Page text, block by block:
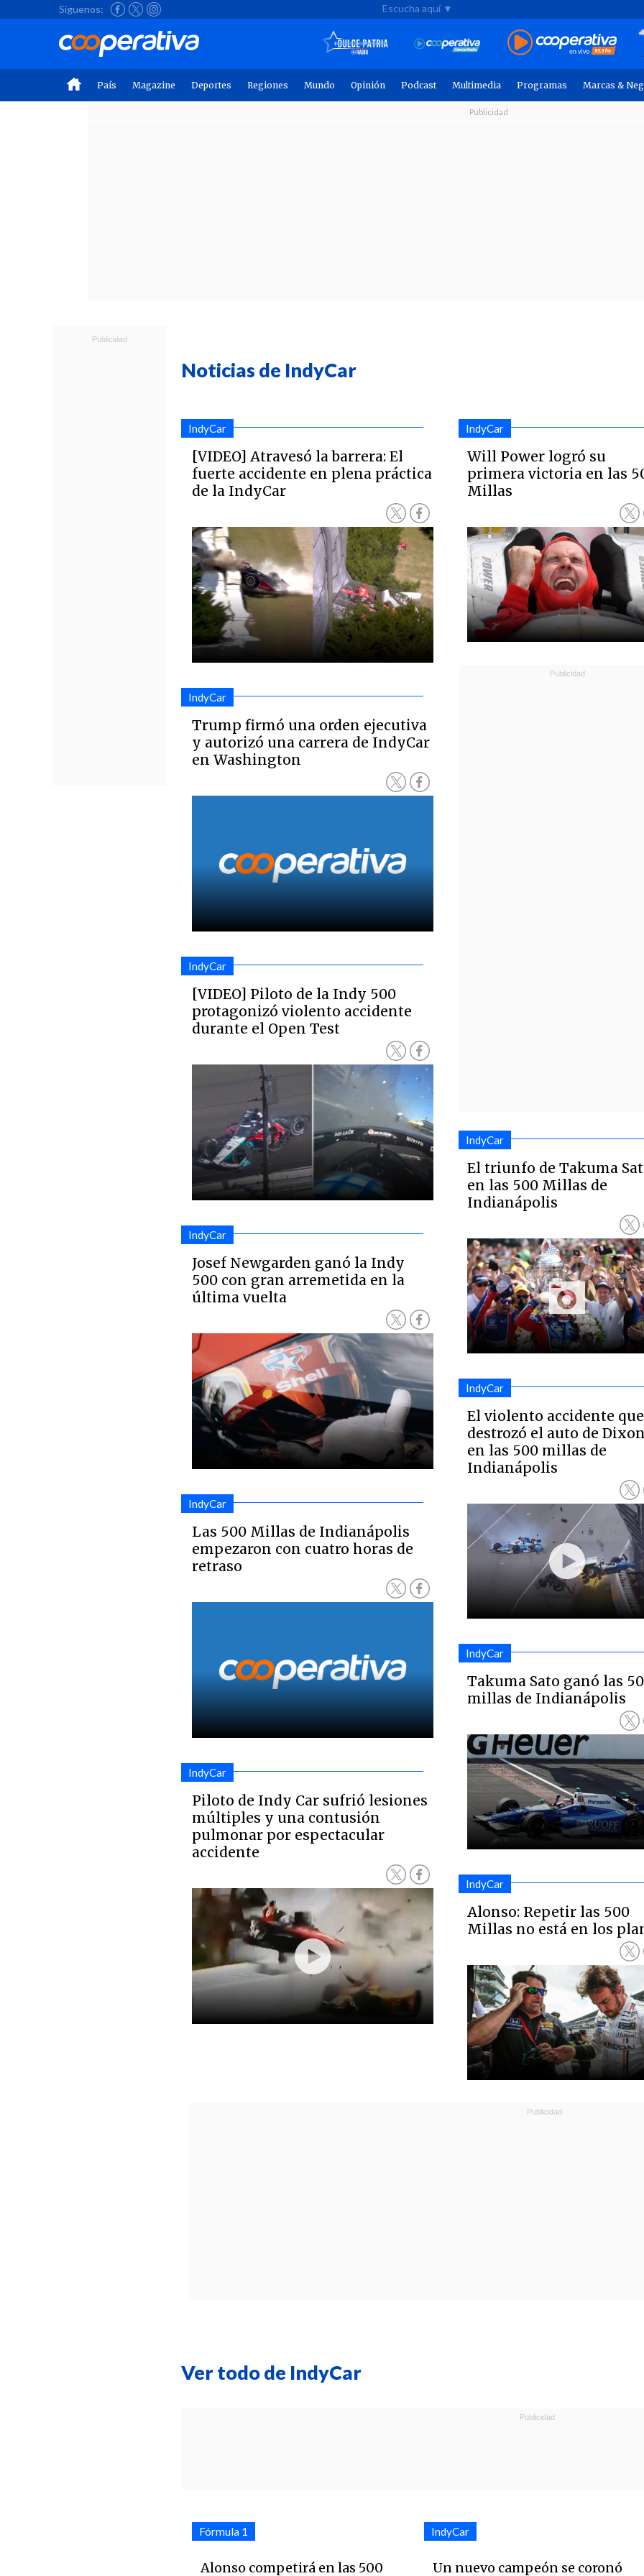
Síguenos: Escucha aquí ▼
País Magazine Deportes Regiones Mundo Opinión Podcast Multimedia Programas Marcas &
Noticias de IndyCar
IndyCar
[VIDEO] Atravesó la barrera: El
fuerte accidente en plena práctica
de la IndyCar
IndyCar
Trump firmó una orden ejecutiva
y autorizó una carrera de IndyCar
en Washington
IndyCar
[VIDEO] Piloto de la Indy 500
protagonizó violento accidente
durante el Open Test
IndyCar
Josef Newgarden ganó la Indy
500 con gran arremetida en la
última vuelta
IndyCar
Las 500 Millas de Indianápolis
empezaron con cuatro horas de
retraso
IndyCar
Piloto de Indy Car sufrió lesiones
múltiples y una contusión
pulmonar por espectacular
accidente
IndyCar
Will Power logró su
primera victoria en las
Millas
IndyCar
El triunfo de Takuma
en las 500 Millas de
Indianápolis
IndyCar
El violento accidente que
destrozó el auto de
en las 500 millas de
Indianápolis
IndyCar
Takuma Sato ganó las
millas de Indianápolis
IndyCar
Alonso: Repetir las 500
Millas no está en los
Ver todo de IndyCar
Fórmula 1
Alonso competirá en las 500
IndyCar
Un nuevo campeón se coronó